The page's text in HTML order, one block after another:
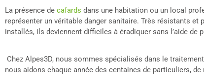
La présence de cafards dans une habitation ou un local
représenter un véritable danger sanitaire. Très résistants
installés, ils deviennent difficiles à éradiquer sans l’aide de
Chez Alpes3D, nous sommes spécialisés dans le
nous aidons chaque année des centaines de particuliers,